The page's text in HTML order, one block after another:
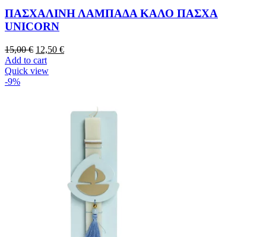
ΠΑΣΧΑΛΙΝΗ ΛΑΜΠΑΔΑ ΚΑΛΟ ΠΑΣΧΑ
UNICORN
15,00€ 12,50 €
Add to cart
Quick view
-9%